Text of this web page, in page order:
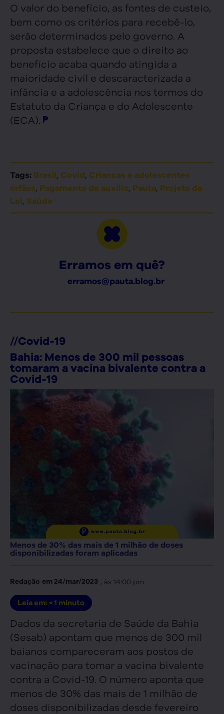
O valor do benefício, as fontes de custeio,
bem como os critérios para recebê-lo,
serão determinados pelo governo. A
proposta estabelece que o direito ao
benefício acaba quando atingida a
maioridade civil e descaracterizada a
infância e a adolescência nos termos do
Estatuto da Criança e do Adolescente
(ECA).
Tags: Brasil, Covid, Crianças e adolescentes
órfãos, Pagamento de auxílio, Pauta, Projeto de
Lei, Saúde
Erramos em quê?
erramos@pauta.blog.br
//Covid-19
Bahia: Menos de 300 mil pessoas
tomaram a vacina bivalente contra a
Covid-19
Menos de 30% das mais de 1 milhão de doses
disponibilizadas foram aplicadas
Redação em 24/mar/2023 , às 14:00 pm
Leia em: < 1 minuto
Dados da secretaria de Saúde da Bahia
(Sesab) apontam que menos de 300 mil
baianos compareceram aos postos de
vacinação para tomar a vacina bivalente
contra a Covid-19. O número aponta que
menos de 30% das mais de 1 milhão de
doses disponibilizadas desde fevereiro